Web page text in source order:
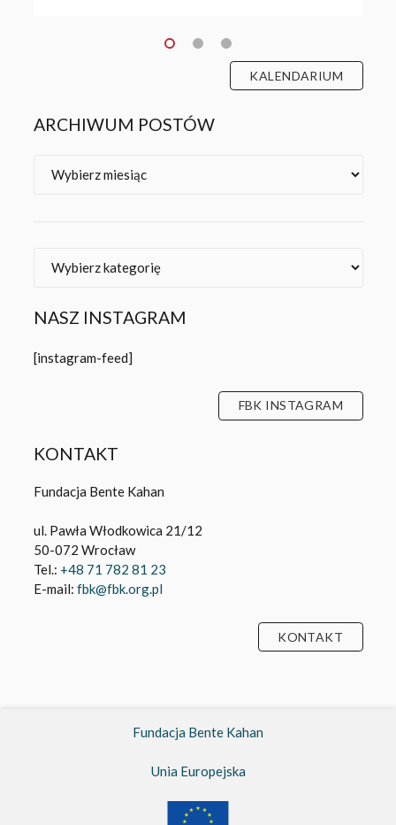
KALENDARIUM
ARCHIWUM POSTÓW
NASZ INSTAGRAM
[instagram-feed]
FBK INSTAGRAM
KONTAKT
Fundacja Bente Kahan
ul. Pawła Włodkowica 21/12
50-072 Wrocław
Tel.: +48 71 782 81 23
E-mail: fbk@fbk.org.pl
KONTAKT
Fundacja Bente Kahan
Unia Europejska